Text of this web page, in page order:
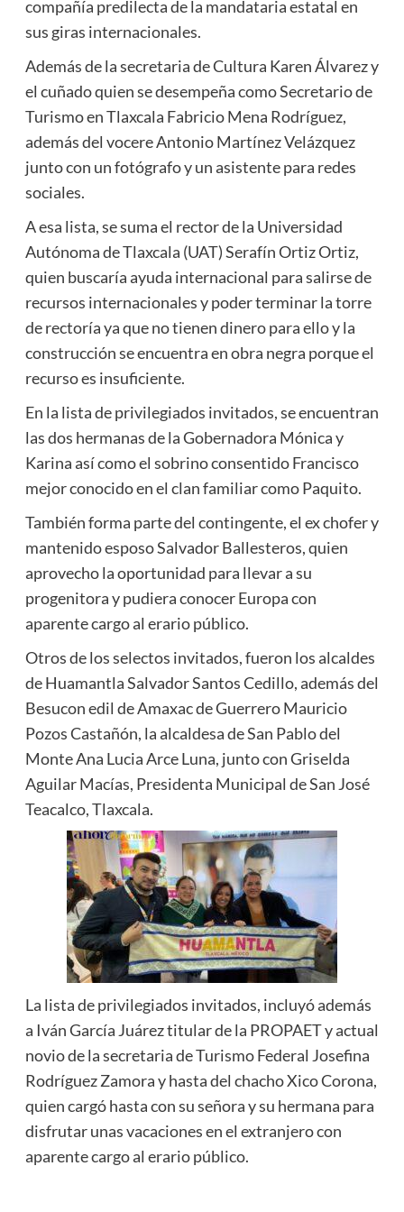
compañía predilecta de la mandataria estatal en
sus giras internacionales.
Además de la secretaria de Cultura Karen Álvarez y
el cuñado quien se desempeña como Secretario de
Turismo en Tlaxcala Fabricio Mena Rodríguez,
además del vocere Antonio Martínez Velázquez
junto con un fotógrafo y un asistente para redes
sociales.
A esa lista, se suma el rector de la Universidad
Autónoma de Tlaxcala (UAT) Serafín Ortiz Ortiz,
quien buscaría ayuda internacional para salirse de
recursos internacionales y poder terminar la torre
de rectoría ya que no tienen dinero para ello y la
construcción se encuentra en obra negra porque el
recurso es insuficiente.
En la lista de privilegiados invitados, se encuentran
las dos hermanas de la Gobernadora Mónica y
Karina así como el sobrino consentido Francisco
mejor conocido en el clan familiar como Paquito.
También forma parte del contingente, el ex chofer y
mantenido esposo Salvador Ballesteros, quien
aprovecho la oportunidad para llevar a su
progenitora y pudiera conocer Europa con
aparente cargo al erario público.
Otros de los selectos invitados, fueron los alcaldes
de Huamantla Salvador Santos Cedillo, además del
Besucon edil de Amaxac de Guerrero Mauricio
Pozos Castañón, la alcaldesa de San Pablo del
Monte Ana Lucia Arce Luna, junto con Griselda
Aguilar Macías, Presidenta Municipal de San José
Teacalco, Tlaxcala.
La lista de privilegiados invitados, incluyó además
a Iván García Juárez titular de la PROPAET y actual
novio de la secretaria de Turismo Federal Josefina
Rodríguez Zamora y hasta del chacho Xico Corona,
quien cargó hasta con su señora y su hermana para
disfrutar unas vacaciones en el extranjero con
aparente cargo al erario público.